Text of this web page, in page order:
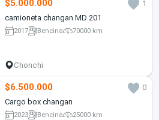
$5.000.000
1
camioneta changan MD 201
2017 Bencina 70000 km
Chonchi
$6.500.000
0
Cargo box changan
2023 Bencina 25000 km